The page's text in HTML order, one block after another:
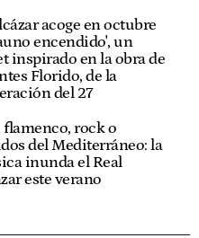
acoge en octubre
encendido', un
inspirado en la obra de
Florido, de la
del 27
flamenco, rock o
del Mediterráneo: la
inunda el Real
este verano